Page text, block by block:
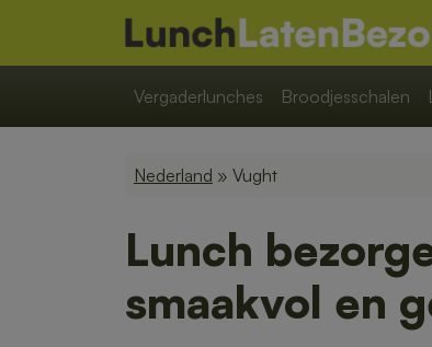
Vergaderlunches Broodjesschalen
Nederland » Vught
Lunch
smaakvol en